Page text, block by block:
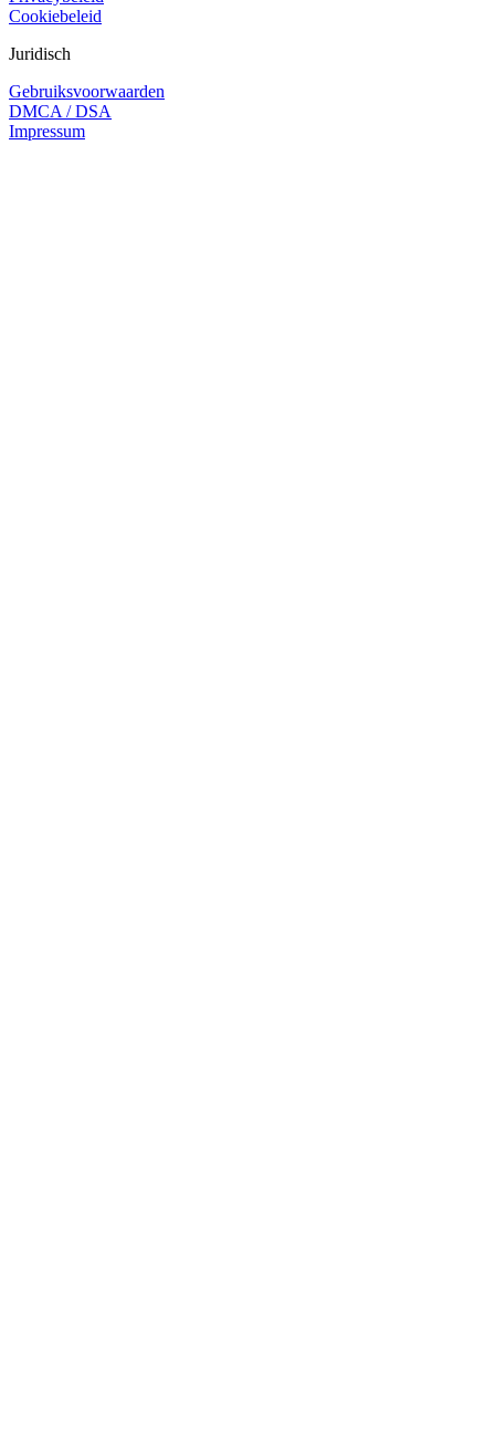
Cookiebeleid
Juridisch
Gebruiksvoorwaarden
DMCA / DSA
Impressum